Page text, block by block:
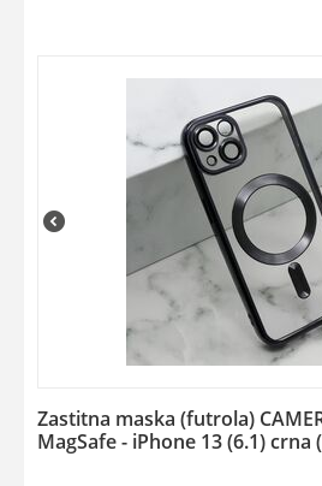
Zastitna maska (futrola)
MagSafe - iPhone 13 (6.1) crna